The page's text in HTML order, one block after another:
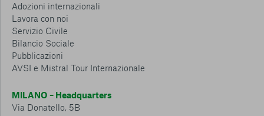
Adozioni internazionali
Lavora con noi
Servizio Civile
Bilancio Sociale
Pubblicazioni
AVSI e Mistral Tour Internazionale
MILANO – Headquarters
Via Donatello, 5B